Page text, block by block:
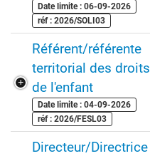
Date limite : 06-09-2026
réf : 2026/SOLI03
Référent/référente
territorial des droits
de l'enfant
Date limite : 04-09-2026
réf : 2026/FESL03
Directeur/Directrice